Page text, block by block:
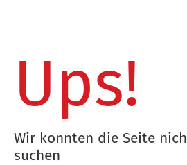
Ups!
Wir konnten die Seite
suchen